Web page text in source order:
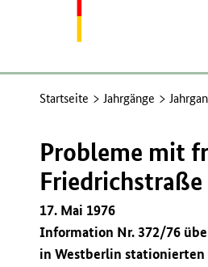
Startseite Jahrgänge
Probleme mit
Friedrichstraße
17. Mai 1976
Information Nr. 372/76
in Westberlin stationierten